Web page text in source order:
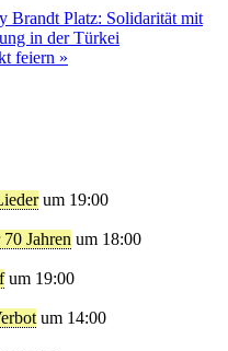
Brandt Platz: Solidarität mit
in der Türkei
feiern »
um 19:00
Jahren um 18:00
um 19:00
um 14:00